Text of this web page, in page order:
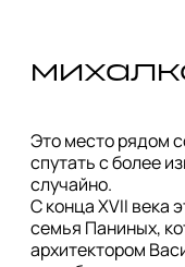
Это место рядом
спутать с более
случайно.
С конца XVII века
семья Паниных,
архитектором